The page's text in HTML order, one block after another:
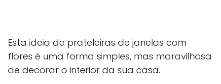
Esta ideia de prateleiras de janelas com
flores é uma forma simples, mas maravilhosa
de decorar o interior da sua casa.